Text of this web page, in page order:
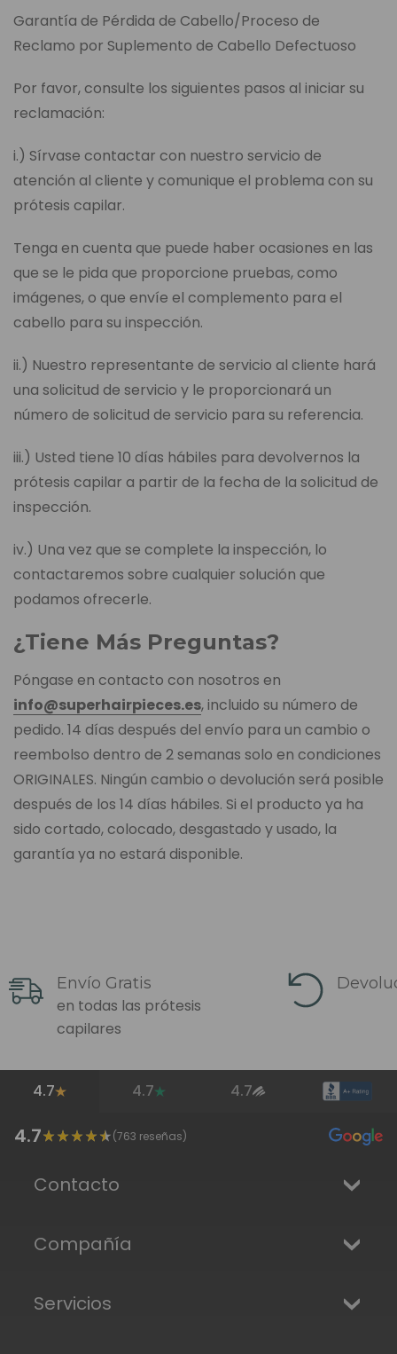
Garantía de Pérdida de Cabello/Proceso de
Reclamo por Suplemento de Cabello Defectuoso
Por favor, consulte los siguientes pasos al iniciar su
reclamación:
i.) Sírvase contactar con nuestro servicio de
atención al cliente y comunique el problema con su
prótesis capilar.
Tenga en cuenta que puede haber ocasiones en las
que se le pida que proporcione pruebas, como
imágenes, o que envíe el complemento para el
cabello para su inspección.
ii.) Nuestro representante de servicio al cliente hará
una solicitud de servicio y le proporcionará un
número de solicitud de servicio para su referencia.
iii.) Usted tiene 10 días hábiles para devolvernos la
prótesis capilar a partir de la fecha de la solicitud de
inspección.
iv.) Una vez que se complete la inspección, lo
contactaremos sobre cualquier solución que
podamos ofrecerle.
¿Tiene Más Preguntas?
Póngase en contacto con nosotros en
info@superhairpieces.es, incluido su número de
pedido. 14 días después del envío para un cambio o
reembolso dentro de 2 semanas solo en condiciones
ORIGINALES. Ningún cambio o devolución será posible
después de los 14 días hábiles. Si el producto ya ha
sido cortado, colocado, desgastado y usado, la
garantía ya no estará disponible.
Envío Gratis
en todas las prótesis
capilares
4.7 4.7 4.7
4.7 (763 reseñas)
Contacto
Compañía
Servicios